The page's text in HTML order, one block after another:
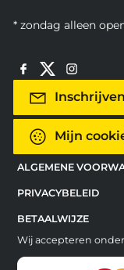
* zondag alleen
Mijn
ALGEMENE
PRIVACYBELEID
BETAALWIJZE
Wij accepteren